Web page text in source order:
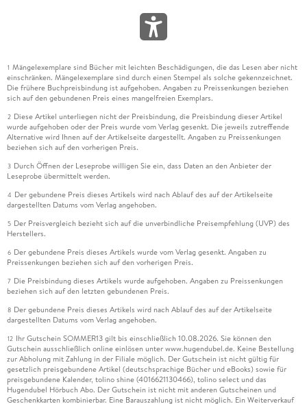
1 Mängelexemplare sind Bücher mit leichten Beschädigungen, die das Lesen aber nicht
einschränken. Mängelexemplare sind durch einen Stempel als solche gekennzeichnet.
Die frühere Buchpreisbindung ist aufgehoben. Angaben zu Preissenkungen beziehen
sich auf den gebundenen Preis eines mangelfreien Exemplars.
2 Diese Artikel unterliegen nicht der Preisbindung, die Preisbindung dieser Artikel
wurde aufgehoben oder der Preis wurde vom Verlag gesenkt. Die jeweils zutreffende
Alternative wird Ihnen auf der Artikelseite dargestellt. Angaben zu Preissenkungen
beziehen sich auf den vorherigen Preis.
3 Durch Öffnen der Leseprobe willigen Sie ein, dass Daten an den Anbieter der
Leseprobe übermittelt werden.
4 Der gebundene Preis dieses Artikels wird nach Ablauf des auf der Artikelseite
dargestellten Datums vom Verlag angehoben.
5 Der Preisvergleich bezieht sich auf die unverbindliche Preisempfehlung (UVP) des
Herstellers.
6 Der gebundene Preis dieses Artikels wurde vom Verlag gesenkt. Angaben zu
Preissenkungen beziehen sich auf den vorherigen Preis.
7 Die Preisbindung dieses Artikels wurde aufgehoben. Angaben zu Preissenkungen
beziehen sich auf den letzten gebundenen Preis.
8 Der gebundene Preis dieses Artikels wird nach Ablauf des auf der Artikelseite
dargestellten Datums vom Verlag angehoben.
12 Ihr Gutschein SOMMER13 gilt bis einschließlich 10.08.2026. Sie können den
Gutschein ausschließlich online einlösen unter www.hugendubel.de. Keine Bestellung
zur Abholung mit Zahlung in der Filiale möglich. Der Gutschein ist nicht gültig für
gesetzlich preisgebundene Artikel (deutschsprachige Bücher und eBooks) sowie für
preisgebundene Kalender, tolino shine (4016621130466), tolino select und das
Hugendubel Hörbuch Abo. Der Gutschein ist nicht mit anderen Gutscheinen und
Geschenkkarten kombinierbar. Eine Barauszahlung ist nicht möglich. Ein Weiterverkauf